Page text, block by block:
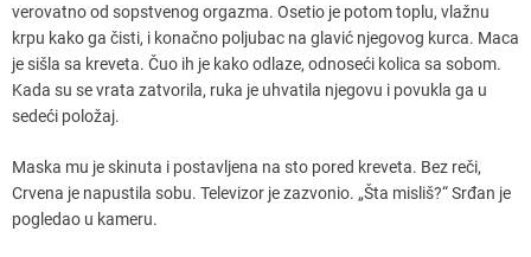
verovatno od sopstvenog orgazma. Osetio je potom toplu, vlažnu
krpu kako ga čisti, i konačno poljubac na glavić njegovog kurca. Maca
je sišla sa kreveta. Čuo ih je kako odlaze, odnoseći kolica sa sobom.
Kada su se vrata zatvorila, ruka je uhvatila njegovu i povukla ga u
sedeći položaj.
Maska mu je skinuta i postavljena na sto pored kreveta. Bez reči,
Crvena je napustila sobu. Televizor je zazvonio. „Šta misliš?“ Srđan je
pogledao u kameru.